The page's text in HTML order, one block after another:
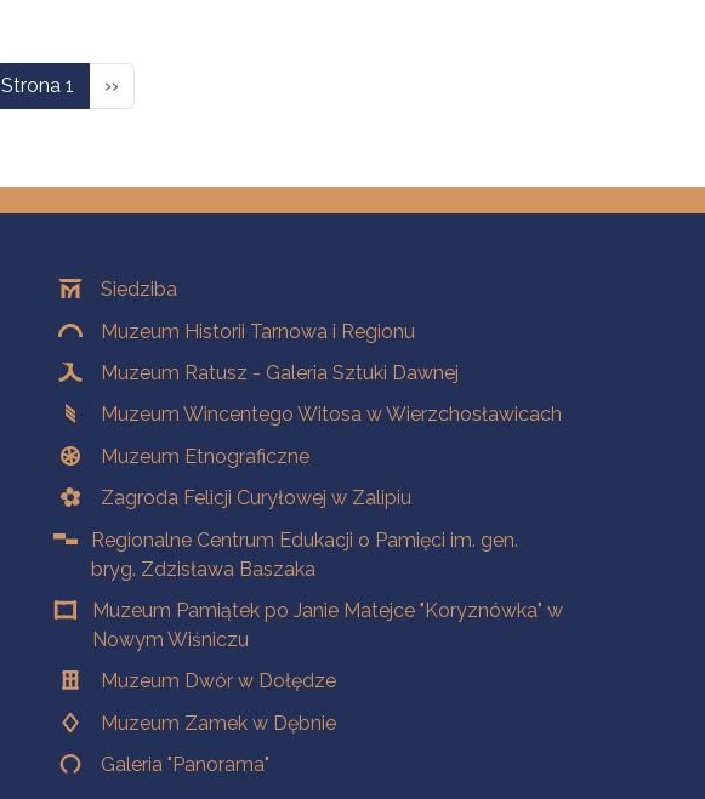
Strona 1 Następna strona
››
OddziałySiedziba
Muzeum Historii Tarnowa i Regionu
Muzeum Ratusz - Galeria Sztuki Dawnej
Muzeum Wincentego Witosa w Wierzchosławicach
Muzeum Etnograficzne
Zagroda Felicji Curyłowej w Zalipiu
Regionalne Centrum Edukacji o Pamięci im. gen.
bryg. Zdzisława Baszaka
Muzeum Pamiątek po Janie Matejce "Koryznówka" w
Nowym Wiśniczu
Muzeum Dwór w Dołędze
Muzeum Zamek w Dębnie
Galeria "Panorama"